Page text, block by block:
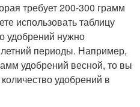
требует 200-300 грамм
использовать таблицу
удобрений нужно
периоды. Например,
удобрений весной, то вы
удобрений в